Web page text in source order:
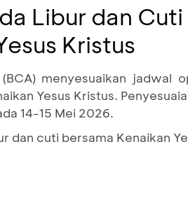
Libur dan Cuti
Kristus
menyesuaikan jadwal
Yesus Kristus.
14-15 Mei 2026.
dan cuti bersama Kenaikan